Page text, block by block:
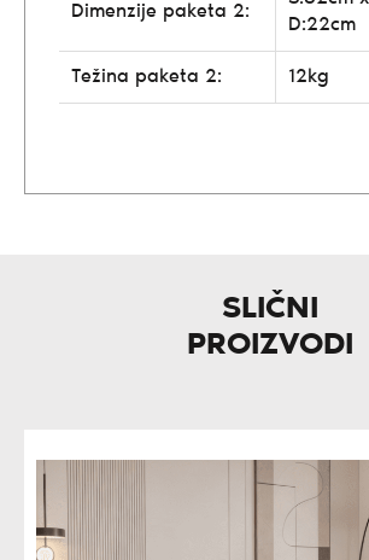
Dimenzije paketa 2:
D:22cm
Težina paketa 2: 12kg
SLIČNI
PROIZVODI